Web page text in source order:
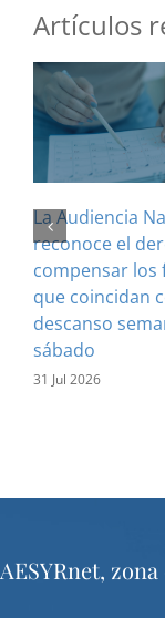
Artículos
La Audiencia
reconoce el
compensar los
que coincidan
descanso
sábado
31 Jul 2026
AESYRnet,